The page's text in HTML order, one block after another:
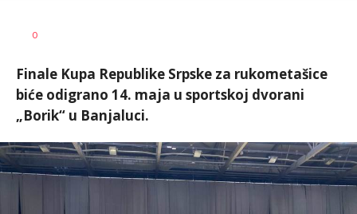
AUTOR
0
Finale Kupa Republike Srpske za rukometašice
biće odigrano 14. maja u sportskoj dvorani
„Borik“ u Banjaluci.